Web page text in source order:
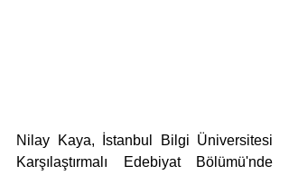
Nilay Kaya, İstanbul Bilgi Üniversitesi
Karşılaştırmalı Edebiyat Bölümü'nde